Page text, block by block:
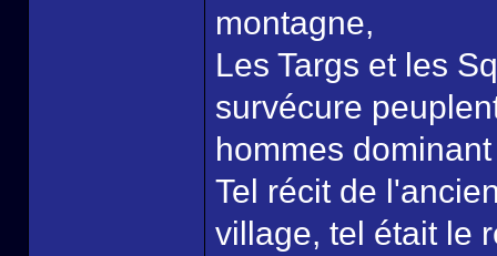
montagne,
Les Targs et les
survécure
hommes
Tel récit de
village, tel était le